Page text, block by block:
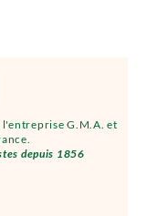
G.M.A. et
depuis 1856